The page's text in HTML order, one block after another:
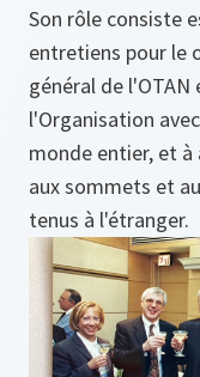
Son rôle consiste
entretiens pour le
général de
l'Organisation
monde entier, et
aux sommets et
tenus à l'étranger.